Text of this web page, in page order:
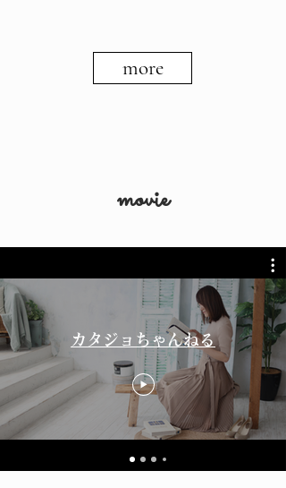
more
movie
カタジョちゃんねる